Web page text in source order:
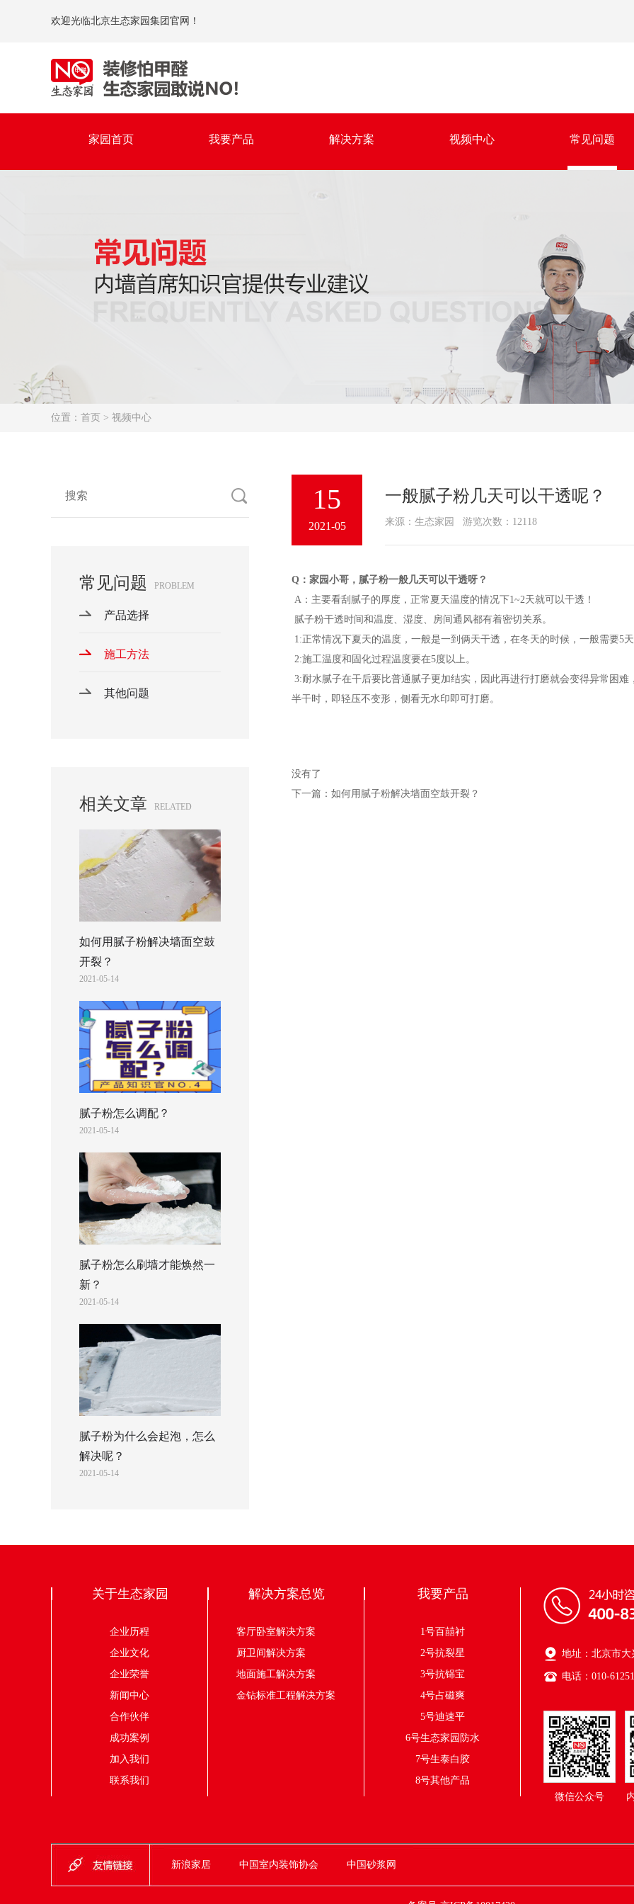
欢迎光临北京生态家园集团官网！
家园首页 我要产品 解决方案 视频中心 常见问题
位置： 首页 > 视频中心
常见问题 PROBLEM
产品选择
施工方法
其他问题
相关文章 RELATED
如何用腻子粉解决墙面空鼓
开裂？
2021-05-14
腻子粉怎么调配？
2021-05-14
腻子粉怎么刷墙才能焕然一
新？
2021-05-14
腻子粉为什么会起泡，怎么
解决呢？
2021-05-14
15
2021-05
一般腻子粉几天可以干透呢？
来源：生态家园 游览次数：12118
Q：家园小哥，腻子粉一般几天可以干透呀？
A：主要看刮腻子的厚度，正常夏天温度的情况下1~2天就可以干透！
腻子粉干透时间和温度、湿度、房间通风都有着密切关系。
1:正常情况下夏天的温度，一般是一到俩天干透，在冬天的时候，一般需要5天
2:施工温度和固化过程温度要在5度以上。
3:耐水腻子在干后要比普通腻子更加结实，因此再进行打磨就会变得异常困
半干时，即轻压不变形，侧看无水印即可打磨。
没有了
下一篇：如何用腻子粉解决墙面空鼓开裂？
关于生态家园
企业历程
企业文化
企业荣誉
新闻中心
合作伙伴
成功案例
加入我们
联系我们
解决方案总览
客厅卧室解决方案
厨卫间解决方案
地面施工解决方案
金钻标准工程解决方案
我要产品
1号百囍衬
2号抗裂星
3号抗铞宝
4号占磁爽
5号迪速平
6号生态家园防水
7号生泰白胶
8号其他产品
地址：北京市大
电话：010-
微信公众号
新浪家居 中国室内装饰协会 中国砂浆网